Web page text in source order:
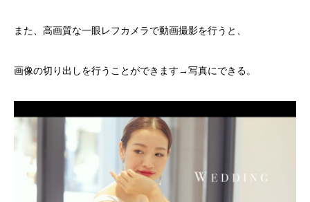
また、高画質な一眼レフカメラで動画撮影を行うと、
画像の切り出しを行うことができます→写真にできる。